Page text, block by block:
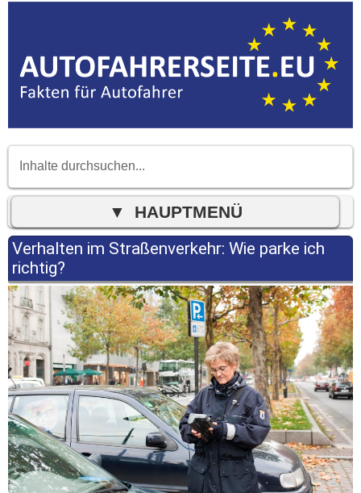
Verhalten im Straßenverkehr: Wie parke ich
richtig?